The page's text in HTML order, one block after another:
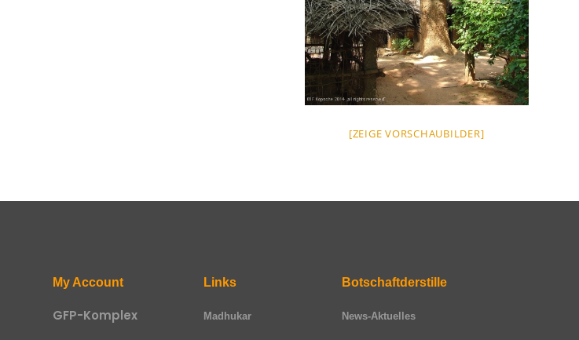
[ZEIGE VORSCHAUBILDER]
My Account
GFP-Komplex
Links
Madhukar
Botschaftderstille
News-Aktuelles